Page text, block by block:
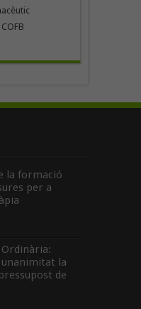
la formació
per a
Ordinària:
la
de